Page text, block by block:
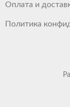
Оплата и
Политика